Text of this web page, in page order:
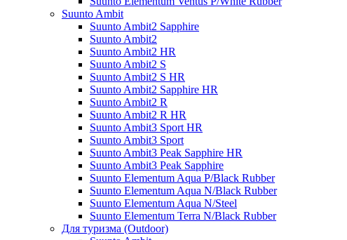
Suunto Ambit
Suunto Ambit2 Sapphire
Suunto Ambit2
Suunto Ambit2 HR
Suunto Ambit2 S
Suunto Ambit2 S HR
Suunto Ambit2 Sapphire HR
Suunto Ambit2 R
Suunto Ambit2 R HR
Suunto Ambit3 Sport HR
Suunto Ambit3 Sport
Suunto Ambit3 Peak Sapphire HR
Suunto Ambit3 Peak Sapphire
Suunto Elementum Aqua P/Black Rubber
Suunto Elementum Aqua N/Black Rubber
Suunto Elementum Aqua N/Steel
Suunto Elementum Terra N/Black Rubber
Для туризма (Outdoor)